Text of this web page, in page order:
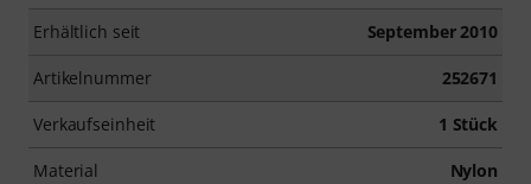
Erhältlich seit September 2010
Artikelnummer 252671
Verkaufseinheit 1 Stück
Material Nylon